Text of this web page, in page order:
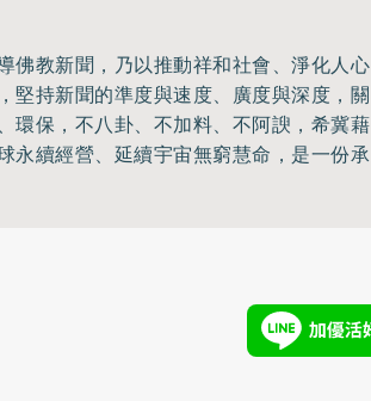
佛教新聞，乃以推動祥和社會、淨化人心
堅持新聞的準度與速度、廣度與深度，關
環保，不八卦、不加料、不阿諛，希冀藉
永續經營、延續宇宙無窮慧命，是一份承